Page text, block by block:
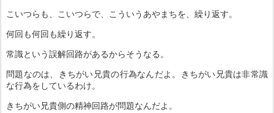
こいつらも、こいつらで、こういうあやまちを、繰り返す。
何回も何回も繰り返す。
常識という誤解回路があるからそうなる。
問題なのは、きちがい兄貴の行為なんだよ。きちがい兄貴は非常識
な行為をしているわけ。
きちがい兄貴側の精神回路が問題なんだよ。